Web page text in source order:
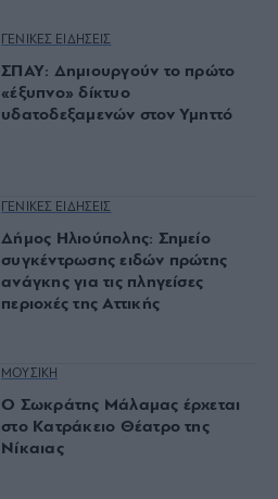
ΓΕΝΙΚΕΣ ΕΙΔΗΣΕΙΣ
ΣΠΑΥ: Δημιουργούν το πρώτο
«έξυπνο» δίκτυο
υδατοδεξαμενών στον Υμηττό
ΓΕΝΙΚΕΣ ΕΙΔΗΣΕΙΣ
Δήμος Ηλιούπολης: Σημείο
συγκέντρωσης ειδών πρώτης
ανάγκης για τις πληγείσες
περιοχές της Αττικής
ΜΟΥΣΙΚΗ
O Σωκράτης Μάλαμας έρχεται
στο Κατράκειο Θέατρο της
Νίκαιας